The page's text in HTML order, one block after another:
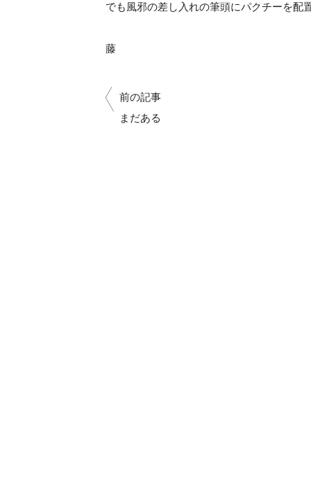
でも風邪の差し入れの筆頭にパクチーを配
藤
前の記事
まだある